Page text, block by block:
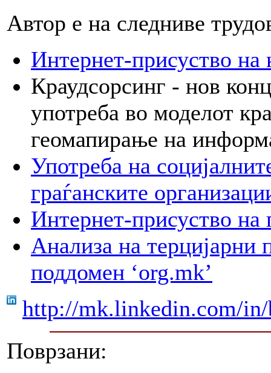
Автор е на следниве
Интернет-присуство на
Краудсорсинг - нов
употреба во моделот
геомапирање на
Употреба на
граѓанските
Интернет-присуство на
Анализа на терцијарни
поддомен ‘org.mk’
http://mk.linkedin.com/
Поврзани: